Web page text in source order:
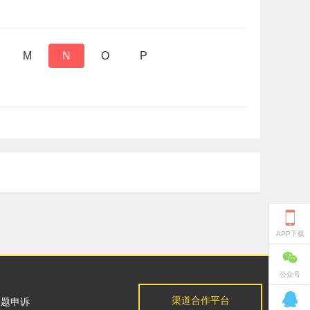
M N O P
申诉 渠道合作平台

APP下载

公众号
